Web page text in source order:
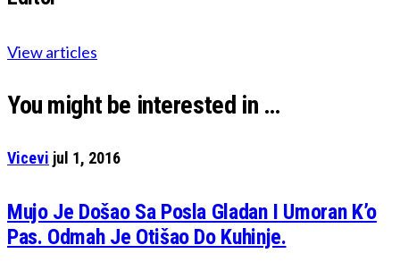
View articles
You might be interested in …
Vicevi jul 1, 2016
Mujo Je Došao Sa Posla Gladan I Umoran K’o
Pas. Odmah Je Otišao Do Kuhinje.